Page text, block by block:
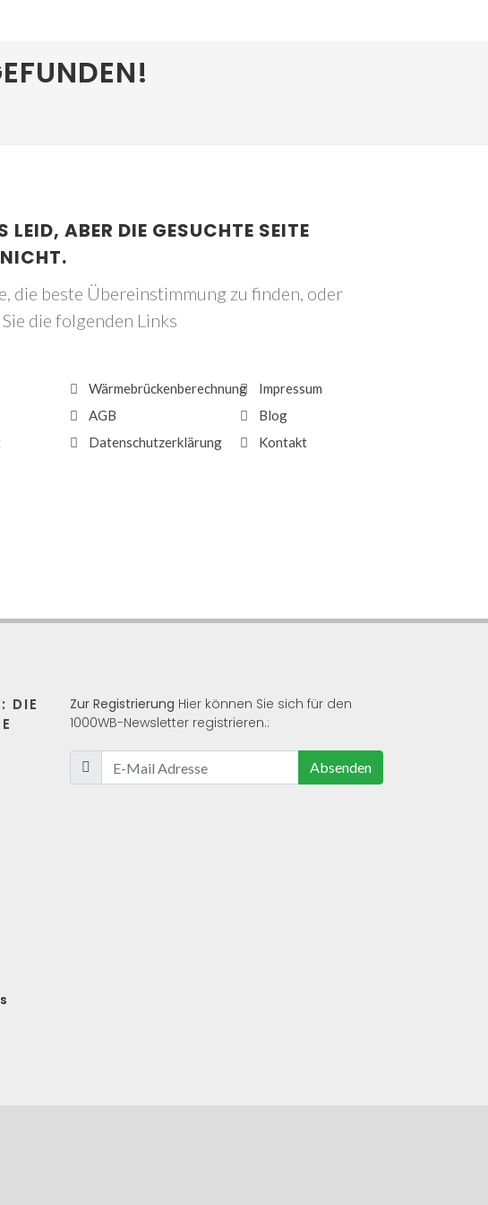
LEID, ABER DIE GESUCHTE SEITE
die beste Übereinstimmung zu finden, oder
die folgenden Links
Wärmebrückenberechnung
AGB
Datenschutzerklärung
Impressum
Blog
Kontakt
DIE
Zur Registrierung Hier können Sie sich für den
1000WB-Newsletter registrieren.:
Absenden